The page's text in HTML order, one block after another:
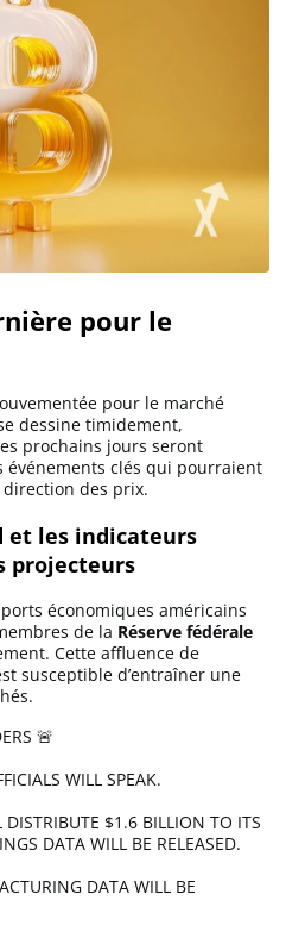
pour le
pour le marché
dessine timidement,
prochains jours seront
clés qui pourraient
des prix.
et les indicateurs
projecteurs
économiques américains
de la Réserve fédérale
Cette affluence de
susceptible d’entraîner une
🚨
WILL SPEAK.
$1.6 BILLION TO ITS
DATA WILL BE RELEASED.
DATA WILL BE